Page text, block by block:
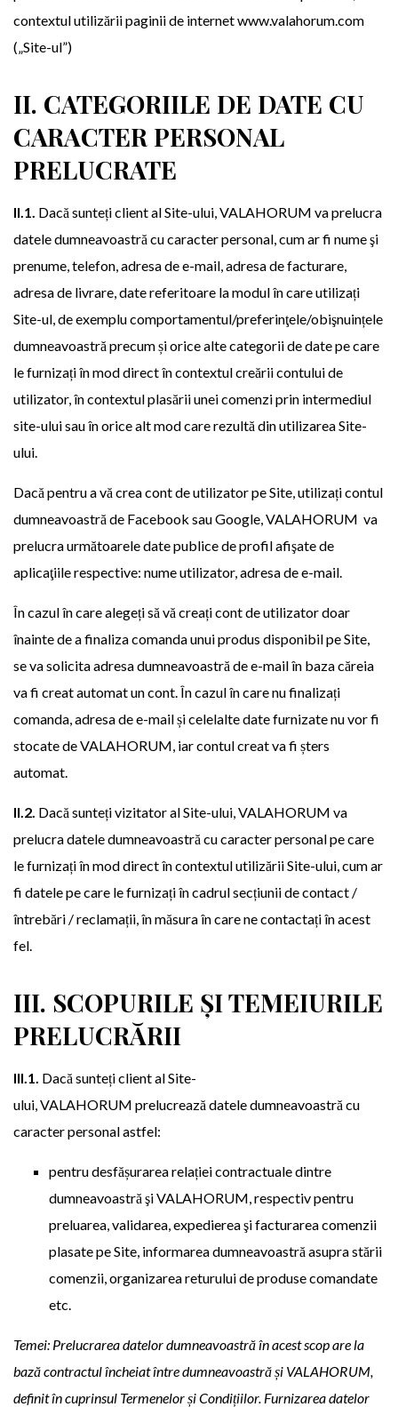
contextul utilizării paginii de internet www.valahorum.com
(„Site-ul”)
II. CATEGORIILE DE DATE CU
CARACTER PERSONAL
PRELUCRATE
II.1. Dacă sunteți client al Site-ului, VALAHORUM va prelucra
datele dumneavoastră cu caracter personal, cum ar fi nume şi
prenume, telefon, adresa de e-mail, adresa de facturare,
adresa de livrare, date referitoare la modul în care utilizați
Site-ul, de exemplu comportamentul/preferinţele/obişnuințele
dumneavoastră precum și orice alte categorii de date pe care
le furnizați în mod direct în contextul creării contului de
utilizator, în contextul plasării unei comenzi prin intermediul
site-ului sau în orice alt mod care rezultă din utilizarea Site-
ului.
Dacă pentru a vă crea cont de utilizator pe Site, utilizați contul
dumneavoastră de Facebook sau Google, VALAHORUM va
prelucra următoarele date publice de profil afişate de
aplicaţiile respective: nume utilizator, adresa de e-mail.
În cazul în care alegeți să vă creați cont de utilizator doar
înainte de a finaliza comanda unui produs disponibil pe Site,
se va solicita adresa dumneavoastră de e-mail în baza căreia
va fi creat automat un cont. În cazul în care nu finalizați
comanda, adresa de e-mail și celelalte date furnizate nu vor fi
stocate de VALAHORUM, iar contul creat va fi șters
automat.
II.2. Dacă sunteți vizitator al Site-ului, VALAHORUM va
prelucra datele dumneavoastră cu caracter personal pe care
le furnizați în mod direct în contextul utilizării Site-ului, cum ar
fi datele pe care le furnizați în cadrul secțiunii de contact /
întrebări / reclamații, în măsura în care ne contactați în acest
fel.
III. SCOPURILE ȘI TEMEIURILE
PRELUCRĂRII
III.1. Dacă sunteți client al Site-
ului, VALAHORUM prelucrează datele dumneavoastră cu
caracter personal astfel:
pentru desfășurarea relației contractuale dintre
dumneavoastră şi VALAHORUM, respectiv pentru
preluarea, validarea, expedierea şi facturarea comenzii
plasate pe Site, informarea dumneavoastră asupra stării
comenzii, organizarea returului de produse comandate
etc.
Temei: Prelucrarea datelor dumneavoastră în acest scop are la
bază contractul încheiat între dumneavoastră și VALAHORUM,
definit în cuprinsul Termenelor și Condițiilor. Furnizarea datelor